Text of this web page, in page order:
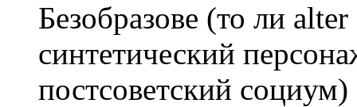
Безобразове (то ли
синтетический
постсоветский